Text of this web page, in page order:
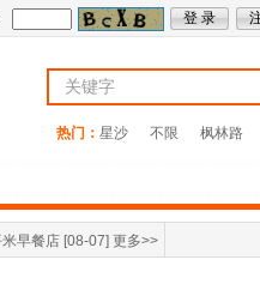
热门： 星沙 不限 枫林路
早餐店 [08-07] 更多>>